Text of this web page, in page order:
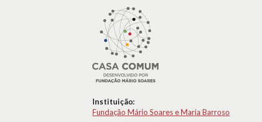
Instituição:
Fundação Mário Soares e Maria Barroso